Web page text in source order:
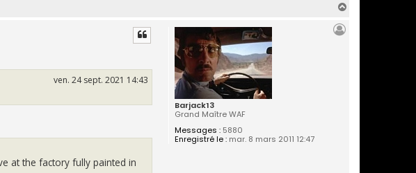
Barjack13
Grand Maître WAF
Messages :5880
Enregistré le :mar. 8 mars 2011 12:47
ven. 24 sept. 2021 14:43
at the factory fully painted in